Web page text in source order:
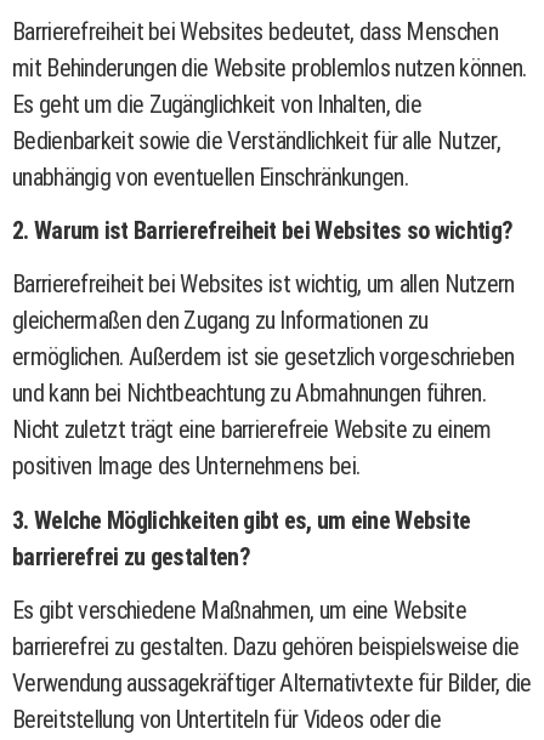
Barrierefreiheit bei Websites bedeutet, dass Menschen
mit Behinderungen die Website problemlos nutzen können.
Es geht um die Zugänglichkeit von Inhalten, die
Bedienbarkeit sowie die Verständlichkeit für alle Nutzer,
unabhängig von eventuellen Einschränkungen.
2. Warum ist Barrierefreiheit bei Websites so wichtig?
Barrierefreiheit bei Websites ist wichtig, um allen Nutzern
gleichermaßen den Zugang zu Informationen zu
ermöglichen. Außerdem ist sie gesetzlich vorgeschrieben
und kann bei Nichtbeachtung zu Abmahnungen führen.
Nicht zuletzt trägt eine barrierefreie Website zu einem
positiven Image des Unternehmens bei.
3. Welche Möglichkeiten gibt es, um eine Website
barrierefrei zu gestalten?
Es gibt verschiedene Maßnahmen, um eine Website
barrierefrei zu gestalten. Dazu gehören beispielsweise die
Verwendung aussagekräftiger Alternativtexte für Bilder, die
Bereitstellung von Untertiteln für Videos oder die